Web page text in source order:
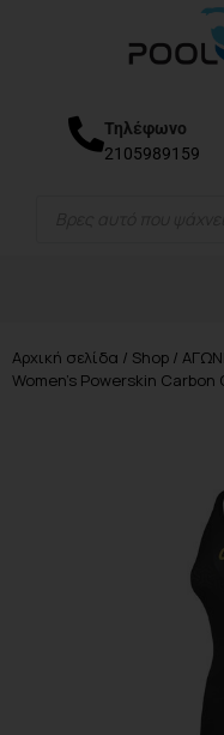
Τηλέφωνο
2105989159
Αρχική σελίδα / Shop /
Women’s Powerskin